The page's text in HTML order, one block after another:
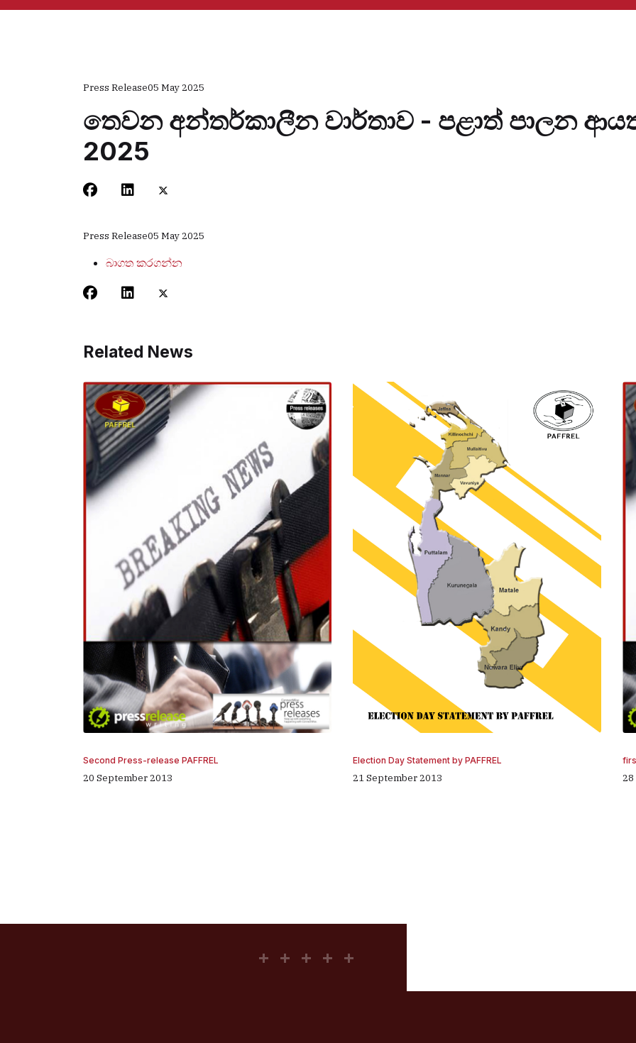
Press Release05 May 2025
තෙවන අන්තර්කාලීන වාර්තාව - පළාත් පාලන
2025
Press Release05 May 2025
බාගත කරගන්න
Related News
Second Press-release PAFFREL
20 September 2013
Election Day Statement by PAFFREL
21 September 2013 28